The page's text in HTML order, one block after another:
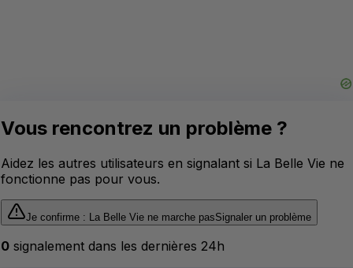
Vous rencontrez un problème ?
Aidez les autres utilisateurs en signalant si La Belle Vie ne
fonctionne pas pour vous.
Je confirme : La Belle Vie ne marche pasSignaler un problème
0 signalement dans les dernières 24h